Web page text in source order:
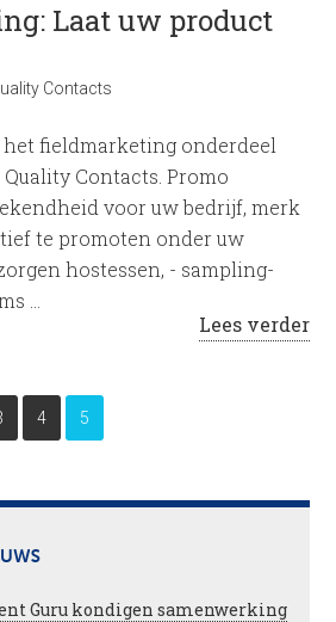
Laat uw product
Contacts
fieldmarketing onderdeel
Contacts. Promo
voor uw bedrijf, merk
te promoten onder uw
hostessen, - sampling-
…
Lees verder
4 5
Guru kondigen samenwerking